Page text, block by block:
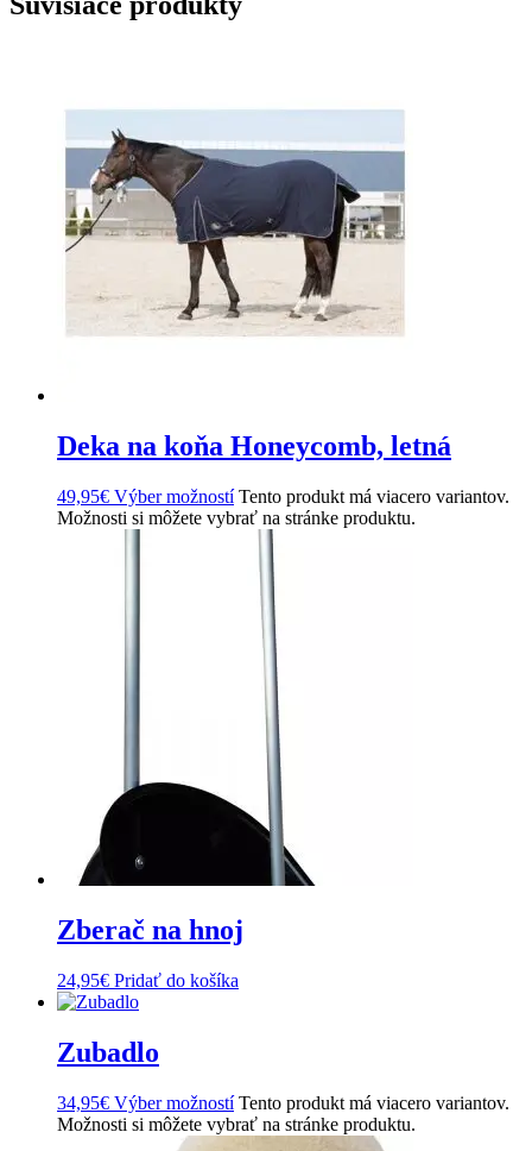
Deka na koňa Honeycomb, letná
49,95€ Výber možností Tento produkt má viacero variantov.
Možnosti si môžete vybrať na stránke produktu.
Zberač na hnoj
24,95€ Pridať do košíka
Zubadlo
34,95€ Výber možností Tento produkt má viacero variantov.
Možnosti si môžete vybrať na stránke produktu.